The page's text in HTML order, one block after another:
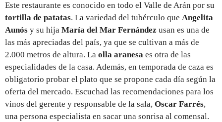
Este restaurante es conocido en todo el Valle de Arán por su
tortilla de patatas. La variedad del tubérculo que Angelita
Aunós y su hija María del Mar Fernández usan es una de
las más apreciadas del país, ya que se cultivan a más de
2.000 metros de altura. La olla aranesa es otra de las
especialidades de la casa. Además, en temporada de caza es
obligatorio probar el plato que se propone cada día según la
oferta del mercado. Escuchad las recomendaciones para los
vinos del gerente y responsable de la sala, Oscar Farrés,
una persona especialista en sacar una sonrisa al comensal.